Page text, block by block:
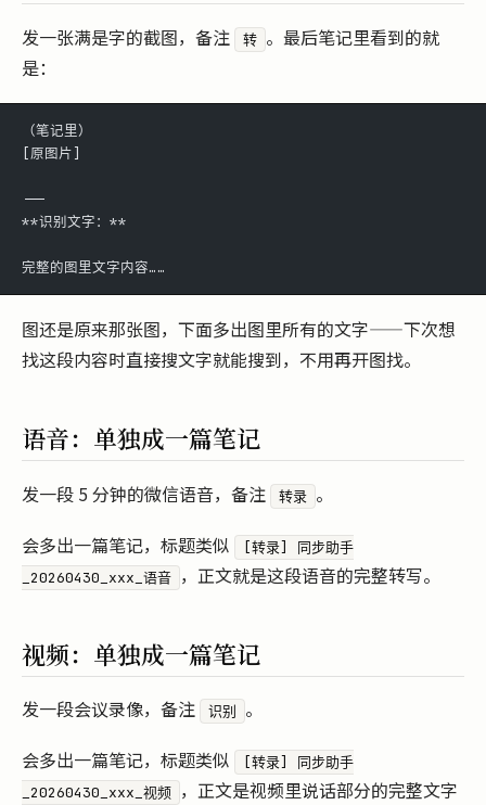
发一张满是字的截图，备注 转 。最后笔记里看到的就
是：
（笔记里）
[原图片]
---
**识别文字：**
完整的图里文字内容……
图还是原来那张图，下面多出图里所有的文字——下次想
找这段内容时直接搜文字就能搜到，不用再开图找。
语音：单独成一篇笔记
发一段 5 分钟的微信语音，备注 转录 。
会多出一篇笔记，标题类似
[转录] 同步助手
_20260430_xxx_语音 ，正文就是这段语音的完整转写。
视频：单独成一篇笔记
发一段会议录像，备注 识别 。
会多出一篇笔记，标题类似
[转录] 同步助手
_20260430_xxx_视频 ，正文是视频里说话部分的完整文字